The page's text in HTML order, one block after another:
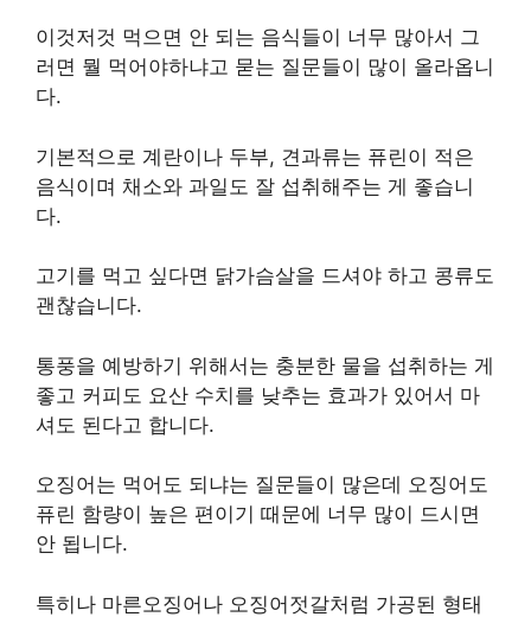
이것저것 먹으면 안 되는 음식들이 너무 많아서 그
러면 뭘 먹어야하냐고 묻는 질문들이 많이 올라옵니
다.
기본적으로 계란이나 두부, 견과류는 퓨린이 적은
음식이며 채소와 과일도 잘 섭취해주는 게 좋습니
다.
고기를 먹고 싶다면 닭가슴살을 드셔야 하고 콩류도
괜찮습니다.
통풍을 예방하기 위해서는 충분한 물을 섭취하는 게
좋고 커피도 요산 수치를 낮추는 효과가 있어서 마
셔도 된다고 합니다.
오징어는 먹어도 되냐는 질문들이 많은데 오징어도
퓨린 함량이 높은 편이기 때문에 너무 많이 드시면
안 됩니다.
특히나 마른오징어나 오징어젓갈처럼 가공된 형태